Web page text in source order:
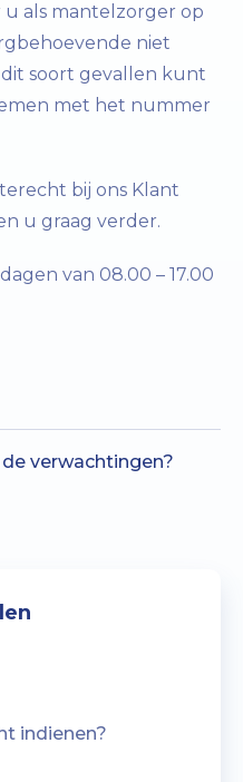
als mantelzorger op
niet
soort gevallen kunt
met het nummer
bij ons Klant
u graag verder.
van 08.00 – 17.00
verwachtingen?
indienen?